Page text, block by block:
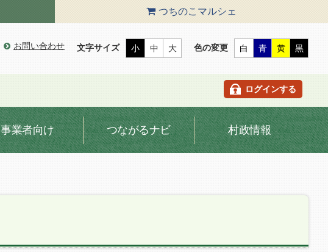
つちのこ マルシェ
お問い合わせ 文字サイズ 小 中 大 色の変更 白 青 黄 黒
ログインする
事業者向け つながるナビ 村政情報